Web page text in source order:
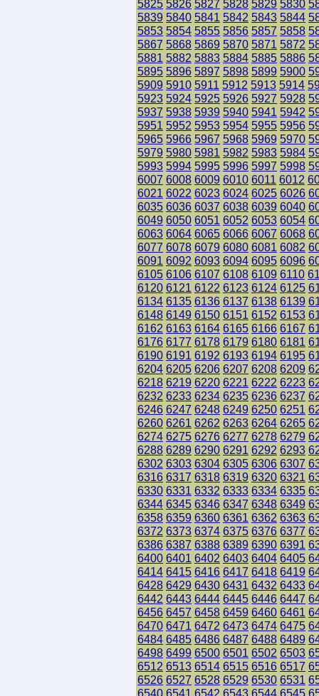
5825 5826 5827 5828 5829 5830
5839 5840 5841 5842 5843 5844
5853 5854 5855 5856 5857 5858
5867 5868 5869 5870 5871 5872
5881 5882 5883 5884 5885 5886
5895 5896 5897 5898 5899 5900
5909 5910 5911 5912 5913 5914
5923 5924 5925 5926 5927 5928
5937 5938 5939 5940 5941 5942
5951 5952 5953 5954 5955 5956
5965 5966 5967 5968 5969 5970
5979 5980 5981 5982 5983 5984
5993 5994 5995 5996 5997 5998
6007 6008 6009 6010 6011 6012
6021 6022 6023 6024 6025 6026
6035 6036 6037 6038 6039 6040
6049 6050 6051 6052 6053 6054
6063 6064 6065 6066 6067 6068
6077 6078 6079 6080 6081 6082
6091 6092 6093 6094 6095 6096
6105 6106 6107 6108 6109 6110
6120 6121 6122 6123 6124 6125
6134 6135 6136 6137 6138 6139
6148 6149 6150 6151 6152 6153
6162 6163 6164 6165 6166 6167
6176 6177 6178 6179 6180 6181
6190 6191 6192 6193 6194 6195
6204 6205 6206 6207 6208 6209
6218 6219 6220 6221 6222 6223
6232 6233 6234 6235 6236 6237
6246 6247 6248 6249 6250 6251
6260 6261 6262 6263 6264 6265
6274 6275 6276 6277 6278 6279
6288 6289 6290 6291 6292 6293
6302 6303 6304 6305 6306 6307
6316 6317 6318 6319 6320 6321
6330 6331 6332 6333 6334 6335
6344 6345 6346 6347 6348 6349
6358 6359 6360 6361 6362 6363
6372 6373 6374 6375 6376 6377
6386 6387 6388 6389 6390 6391
6400 6401 6402 6403 6404 6405
6414 6415 6416 6417 6418 6419
6428 6429 6430 6431 6432 6433
6442 6443 6444 6445 6446 6447
6456 6457 6458 6459 6460 6461
6470 6471 6472 6473 6474 6475
6484 6485 6486 6487 6488 6489
6498 6499 6500 6501 6502 6503
6512 6513 6514 6515 6516 6517
6526 6527 6528 6529 6530 6531
6540 6541 6542 6543 6544 6545